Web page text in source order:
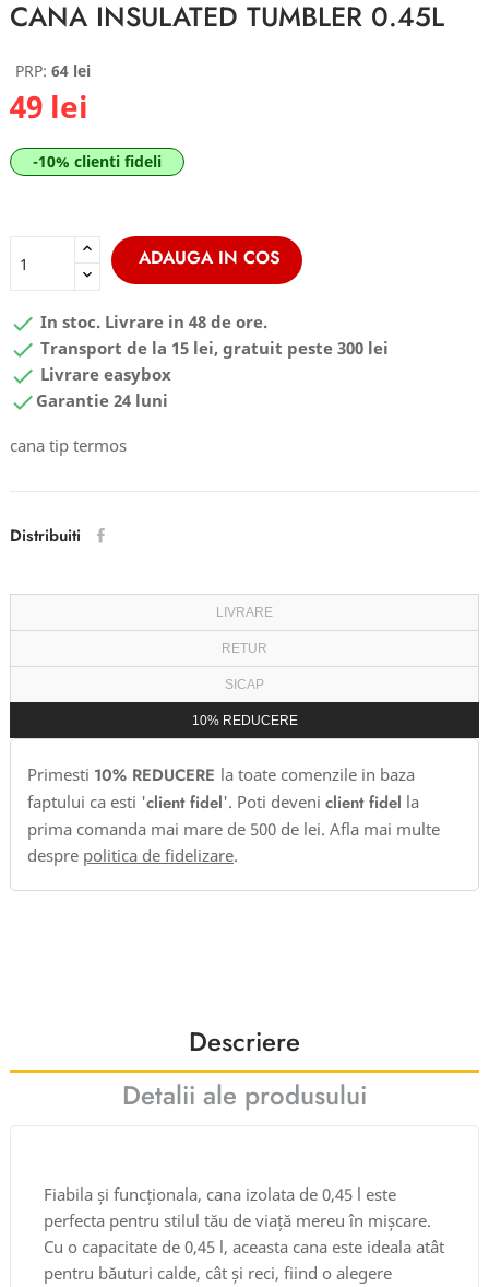
CANA INSULATED TUMBLER 0.45L
PRP: 64 lei
49 lei
-10% clienti fideli
ADAUGA IN COS
 In stoc. Livrare in 48 de ore.
 Transport de la 15 lei, gratuit peste 300 lei
 Livrare easybox
 Garantie 24 luni
cana tip termos
Distribuiti
LIVRARE
RETUR
SICAP
10% REDUCERE
Primesti 10% REDUCERE la toate comenzile in baza
faptului ca esti 'client fidel'. Poti deveni client fidel la
prima comanda mai mare de 500 de lei. Afla mai multe
despre politica de fidelizare.
Descriere
Detalii ale produsului
Fiabila și funcționala, cana izolata de 0,45 l este
perfecta pentru stilul tău de viață mereu în mișcare.
Cu o capacitate de 0,45 l, aceasta cana este ideala atât
pentru băuturi calde, cât și reci, fiind o alegere